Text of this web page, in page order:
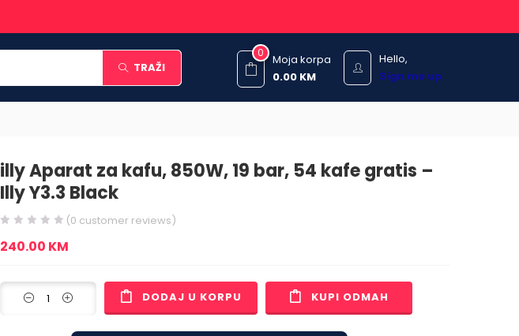
TRAŽI
Hello,
Sign me up
0
Moja korpa
0.00 KM
illy Aparat za kafu, 850W, 19 bar, 54 kafe gratis –
Illy Y3.3 Black
(0 customer reviews)
240.00 KM
DODAJ U KORPU KUPI ODMAH